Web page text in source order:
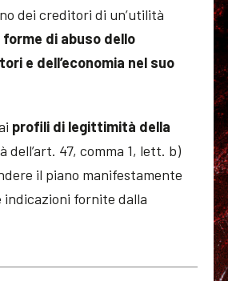
dei creditori di un’utilità
di abuso dello
e dell’economia nel suo
profili di legittimità della
47, comma 1, lett. b)
il piano manifestamente
indicazioni fornite dalla